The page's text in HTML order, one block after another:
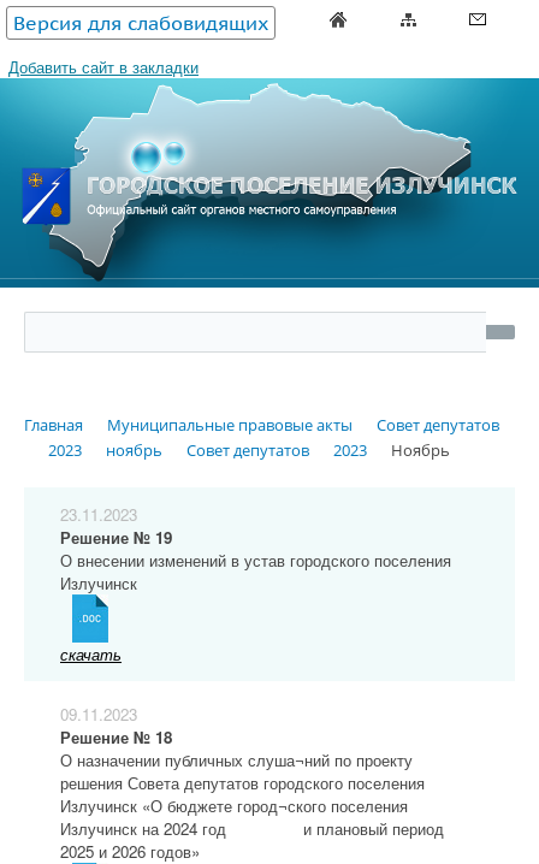
Версия для слабовидящих
Добавить сайт в закладки
Главная Муниципальные правовые акты
Совет депутатов
2023
ноябрь Совет депутатов 2023 Ноябрь
23.11.2023
Решение № 19
О внесении изменений в устав городского поселения
Излучинск
скачать
09.11.2023
Решение № 18
О назначении публичных слуша¬ний по проекту
решения Совета депутатов городского поселения
Излучинск «О бюджете город¬ского поселения
Излучинск на 2024 год и плановый период
2025 и 2026 годов»